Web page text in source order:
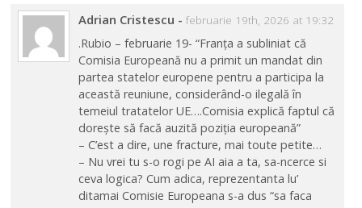
Adrian Cristescu - februarie 19th, 2026 at 19:32
.Rubio – februarie 19- “Franța a subliniat că
Comisia Europeană nu a primit un mandat din
partea statelor europene pentru a participa la
această reuniune, considerând-o ilegală în
temeiul tratatelor UE….Comisia explică faptul că
dorește să facă auzită poziția europeană”
– C’est a dire, une fracture, mai toute petite…
– Nu vrei tu s-o rogi pe AI aia a ta, sa-ncerce si
ceva logica? Cum adica, reprezentanta lu’
ditamai Comisie Europeana s-a dus “sa faca